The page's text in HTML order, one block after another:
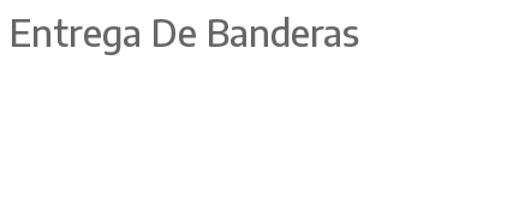
Entrega De Banderas